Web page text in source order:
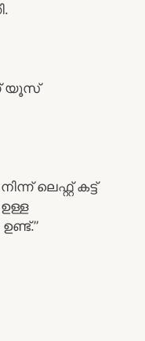
യൂസ്
ലെഫ്റ്റ് കട്ട്‌